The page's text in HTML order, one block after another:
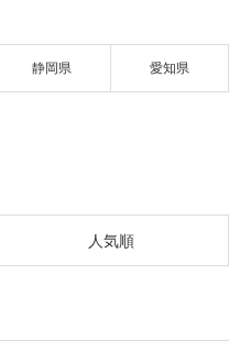
静岡県 愛知県
人気順